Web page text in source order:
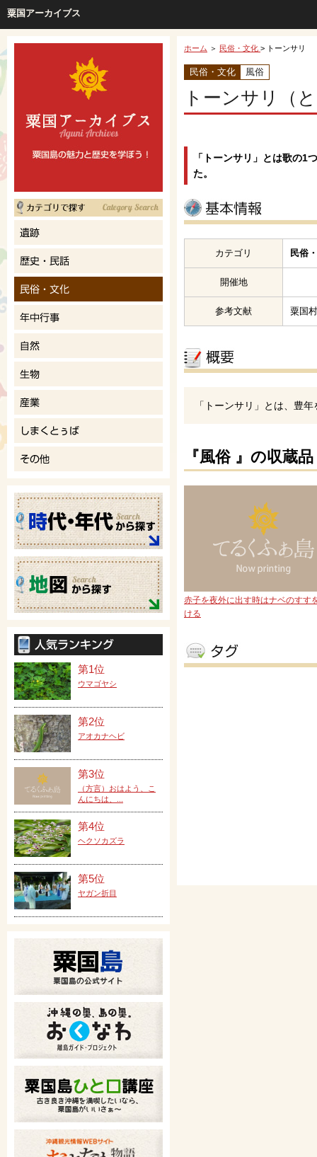
粟国アーカイブス
ホーム ＞ 民俗・文化 > トーンサリ
民俗・文化 風俗
トーンサリ（
「トーンサリ」とは歌の1
た。
カテゴリ 民俗
開催地
参考文献 粟国
「トーンサリ」とは、豊
『風俗 』の収蔵品
赤子を夜外に出す時はナベのすす
ける
第1位
ウマゴヤシ
第2位
アオカナヘビ
第3位
（方言）おはよう、こ
んにちは、...
第4位
ヘクソカズラ
第5位
ヤガン折目